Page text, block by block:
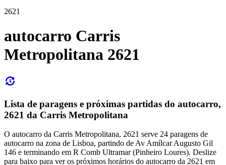
2621
autocarro Carris
Metropolitana 2621
Lista de paragens e próximas partidas do autocarro,
2621 da Carris Metropolitana
O autocarro da Carris Metropolitana, 2621 serve 24 paragens de
autocarro na zona de Lisboa, partindo de Av Amílcar Augusto Gil
146 e terminando em R Comb Ultramar (Pinheiro Loures). Deslize
para baixo para ver os próximos horários do autocarro da 2621 em